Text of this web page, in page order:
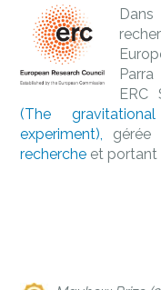
ERC
(The
experiment), gérée
recherche et portant